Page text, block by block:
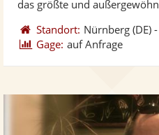
das größte und
Standort: Nürnberg (DE) -
Gage: auf Anfrage